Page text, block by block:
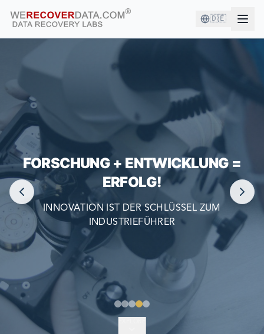
🇩🇪
SIE SIND IN GUTER GESELLSCHAFT!
DIE GRÖSSTEN UNTERNEHMEN DER WELT VERLASSEN
SICH AUF UNS BEI DER DATENWIEDERHERSTELLUNG
FORSCHUNG + ENTWICKLUNG =
ERFOLG!
INNOVATION IST DER SCHLÜSSEL ZUM
INDUSTRIEFÜHRER